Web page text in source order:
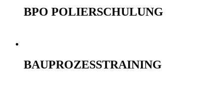
BPO POLIERSCHULUNG
BAUPROZESSTRAINING